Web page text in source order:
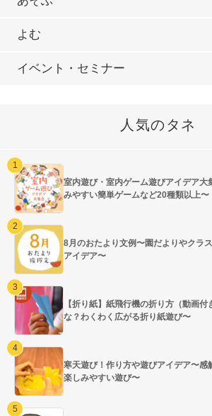
よむ
イベント・セミナー
人気のタネ
室内遊び・室内ゲーム遊びアイデア大
みやすい簡単ゲームなど20種類以上〜
8月のおたより文例〜園だよりやクラ
アイデア〜
【折り紙】紙飛行機の折り方（動画
な？わくわく広がる折り紙遊び〜
寒天遊び！作り方や遊びアイデア〜感
楽しみやすい遊び〜